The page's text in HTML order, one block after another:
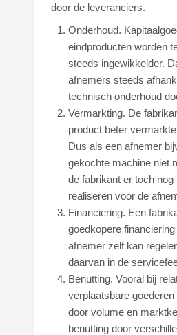
door de leveranciers.
Onderhoud.
eindproducten worden
steeds ingewikkelder.
afnemers steeds
technisch onderhoud
Vermarkting. De
product beter
Dus als een afnemer
gekochte machine niet
de fabrikant er toch nog
realiseren voor de
Financiering. Een
goedkopere
afnemer zelf kan
daarvan in de
Benutting. Vooral bij
verplaatsbare
door volume en
benutting door